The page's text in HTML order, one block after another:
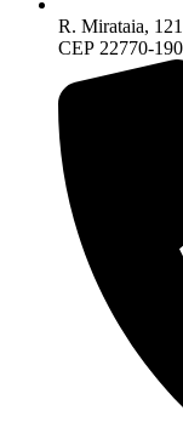
R. Mirataia,
CEP 22770-190